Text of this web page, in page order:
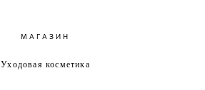
МАГАЗИН
Уходовая косметика